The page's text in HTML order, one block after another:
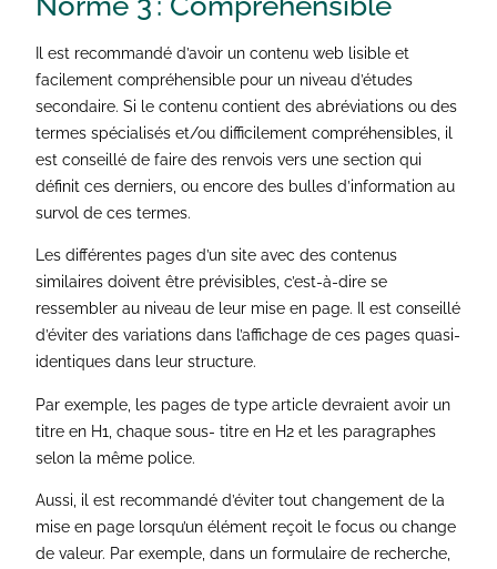
Il est recommandé d’avoir un contenu web lisible et
facilement compréhensible pour un niveau d’études
secondaire. Si le contenu contient des abréviations ou des
termes spécialisés et/ou difficilement compréhensibles, il
est conseillé de faire des renvois vers une section qui
définit ces derniers, ou encore des bulles d’information au
survol de ces termes.
Les différentes pages d’un site avec des contenus
similaires doivent être prévisibles, c’est-à-dire se
ressembler au niveau de leur mise en page. Il est conseillé
d’éviter des variations dans l’affichage de ces pages quasi-
identiques dans leur structure.
Par exemple, les pages de type article devraient avoir un
titre en H1, chaque sous- titre en H2 et les paragraphes
selon la même police.
Aussi, il est recommandé d’éviter tout changement de la
mise en page lorsqu’un élément reçoit le focus ou change
de valeur. Par exemple, dans un formulaire de recherche,